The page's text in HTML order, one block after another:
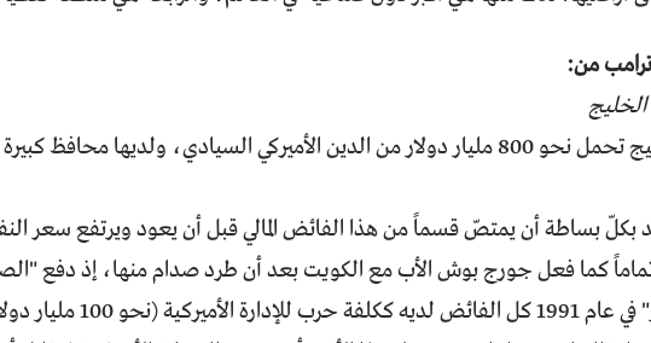
ترامب من:
دول الخليج تحمل نحو 800 مليار دولار من الدين الأميركي السيادي، ولديها
كما فعل جورج بوش الأب مع الكويت بعد أن طرد صدام منها، إذ دفع
للاستثمار" في عام 1991 كل